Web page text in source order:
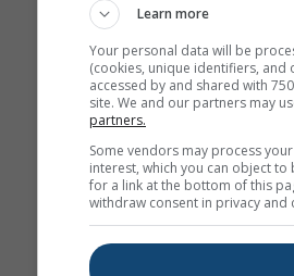
Learn more
Your personal data will be
(cookies, unique identifiers,
accessed by and shared with
site. We and our partners may
partners.
Some vendors may process
interest, which you can object
for a link at the bottom of this
withdraw consent in privacy and